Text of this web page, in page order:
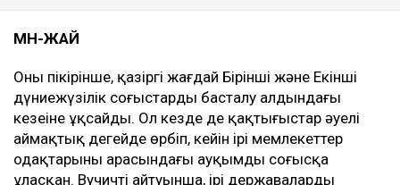
МӘН-ЖАЙ
Оның пікірінше, қазіргі жағдай Бірінші және Екінші
дүниежүзілік соғыстардың басталу алдындағы
кезеңіне ұқсайды. Ол кезде де қақтығыстар әуелі
аймақтық деңгейде өрбіп, кейін ірі мемлекеттер
одақтарының арасындағы ауқымды соғысқа
ұласқан. Вучичтің айтуынша, ірі державалардың